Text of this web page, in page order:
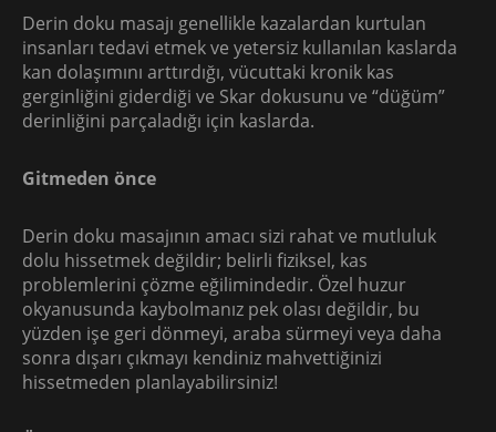
Derin doku masajı genellikle kazalardan kurtulan
insanları tedavi etmek ve yetersiz kullanılan kaslarda
kan dolaşımını arttırdığı, vücuttaki kronik kas
gerginliğini giderdiği ve Skar dokusunu ve “düğüm”
derinliğini parçaladığı için kaslarda.
Gitmeden önce
Derin doku masajının amacı sizi rahat ve mutluluk
dolu hissetmek değildir; belirli fiziksel, kas
problemlerini çözme eğilimindedir. Özel huzur
okyanusunda kaybolmanız pek olası değildir, bu
yüzden işe geri dönmeyi, araba sürmeyi veya daha
sonra dışarı çıkmayı kendiniz mahvettiğinizi
hissetmeden planlayabilirsiniz!